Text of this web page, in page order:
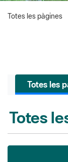
Totes les pàgines
Totes les
Totes